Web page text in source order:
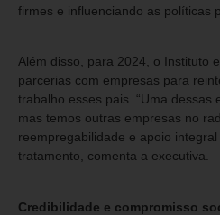
firmes e influenciando as políticas
Além disso, para 2024, o Instituto
parcerias com empresas para
trabalho esses pais. “Uma dessas
mas temos outras empresas no
reempregabilidade e apoio
tratamento, comenta a executiva.
Credibilidade e compromisso